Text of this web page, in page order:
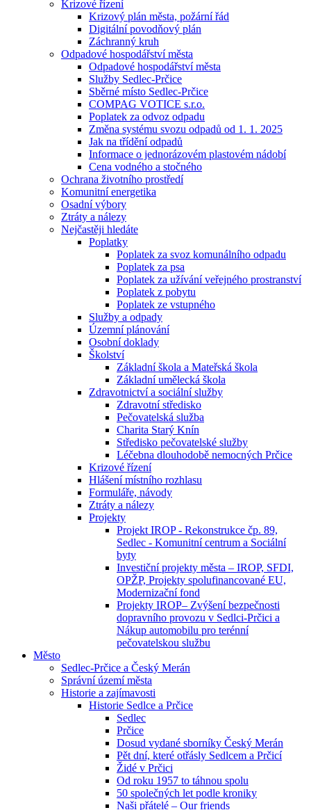
Krizové řízení
Krizový plán města, požární řád
Digitální povodňový plán
Záchranný kruh
Odpadové hospodářství města
Odpadové hospodářství města
Služby Sedlec-Prčice
Sběrné místo Sedlec-Prčice
COMPAG VOTICE s.r.o.
Poplatek za odvoz odpadu
Změna systému svozu odpadů od 1. 1. 2025
Jak na třídění odpadů
Informace o jednorázovém plastovém nádobí
Cena vodného a stočného
Ochrana životního prostředí
Komunitní energetika
Osadní výbory
Ztráty a nálezy
Nejčastěji hledáte
Poplatky
Poplatek za svoz komunálního odpadu
Poplatek za psa
Poplatek za užívání veřejného prostranství
Poplatek z pobytu
Poplatek ze vstupného
Služby a odpady
Územní plánování
Osobní doklady
Školství
Základní škola a Mateřská škola
Základní umělecká škola
Zdravotnictví a sociální služby
Zdravotní středisko
Pečovatelská služba
Charita Starý Knín
Středisko pečovatelské služby
Léčebna dlouhodobě nemocných Prčice
Krizové řízení
Hlášení místního rozhlasu
Formuláře, návody
Ztráty a nálezy
Projekty
Projekt IROP - Rekonstrukce čp. 89,
Sedlec - Komunitní centrum a Sociální
byty
Investiční projekty města – IROP, SFDI,
OPŽP, Projekty spolufinancované EU,
Modernizační fond
Projekty IROP– Zvýšení bezpečnosti
dopravního provozu v Sedlci-Prčici a
Nákup automobilu pro terénní
pečovatelskou službu
Město
Sedlec-Prčice a Český Merán
Správní území města
Historie a zajímavosti
Historie Sedlce a Prčice
Sedlec
Prčice
Dosud vydané sborníky Český Merán
Pět dní, které otřásly Sedlcem a Prčicí
Židé v Prčici
Od roku 1957 to táhnou spolu
50 společných let podle kroniky
Naši přátelé – Our friends